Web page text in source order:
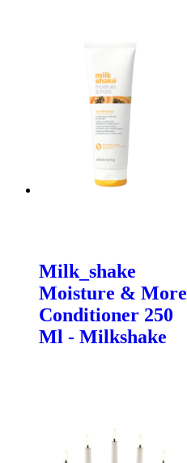
Milk_shake
Moisture & More
Conditioner 250
Ml - Milkshake